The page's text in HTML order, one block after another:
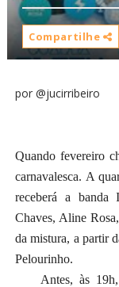
Compartilhe
por @jucirribeiro
Quando fevereiro
carnavalesca. A
receberá a
Chaves, Aline
da mistura, a partir
Pelourinho.
Antes, às 19h,